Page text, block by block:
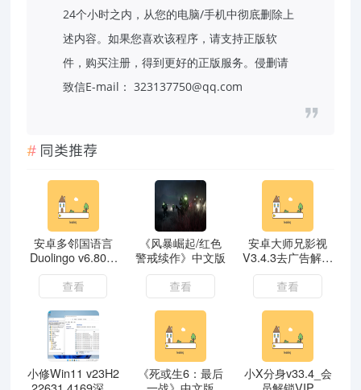
24个小时之内，从您的电脑/手机中彻底删除上
述内容。如果您喜欢该程序，请支持正版软
件，购买注册，得到更好的正版服务。侵删请
致信E-mail： 323137750@qq.com
同类推荐
安卓多邻国语言
Duolingo v6.80.6
解锁vip付费版
查看
《风暴崛起/红色
警戒续作》中文版
查看
安卓大师兄影视
V3.4.3去广告解锁
VIP会员破解版
查看
小修Win11 v23H2
《死或生6：最后
小X分身v33.4_会